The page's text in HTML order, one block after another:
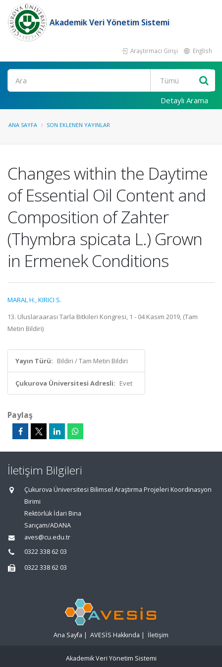
Akademik Veri Yönetim Sistemi
Araştırmacı Girişi English
Ara
Detaylı Arama
ANA SAYFA SON EKLENEN YAYINLAR
Changes within the Daytime
of Essential Oil Content and
Composition of Zahter
(Thymbra spicata L.) Grown
in Ermenek Conditions
MARAL H.,KIRICI S.
13. Uluslaraarası Tarla Bitkileri Kongresi, 1 - 04 Kasım 2019, (Tam
Metin Bildiri)
Yayın Türü: Bildiri / Tam Metin Bildiri
Çukurova Üniversitesi Adresli: Evet
Paylaş
İletişim Bilgileri
Çukurova Üniversitesi Bilimsel Araştırma Projeleri Koordinasyon
Birimi
Rektörlük İdari Bina
Sarıçam/ADANA
aves@cu.edu.tr
0322 338 62 03
0322 338 62 03
Ana Sayfa | AVESİS Hakkında | İletişim
Akademik Veri Yönetim Sistemi